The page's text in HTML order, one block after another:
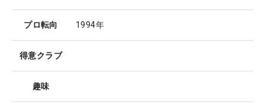
プロ転向 1994年
得意クラブ
趣味